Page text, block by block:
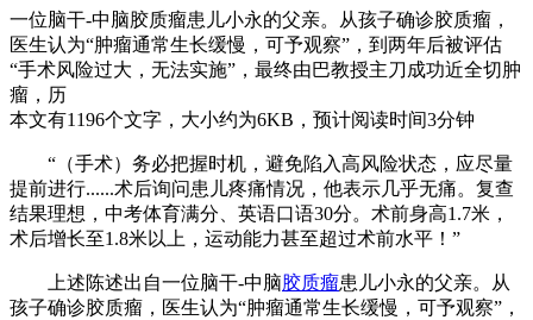
一位脑干-中脑胶质瘤患儿小永的父亲。从孩子确诊胶质瘤，
医生认为“肿瘤通常生长缓慢，可予观察”，到两年后被评估
“手术风险过大，无法实施”，最终由巴教授主刀成功近全切肿
瘤，历
本文有1196个文字，大小约为6KB，预计阅读时间3分钟
“（手术）务必把握时机，避免陷入高风险状态，应尽量
提前进行......术后询问患儿疼痛情况，他表示几乎无痛。复查
结果理想，中考体育满分、英语口语30分。术前身高1.7米，
术后增长至1.8米以上，运动能力甚至超过术前水平！”
上述陈述出自一位脑干-中脑胶质瘤患儿小永的父亲。从
孩子确诊胶质瘤，医生认为“肿瘤通常生长缓慢，可予观察”，